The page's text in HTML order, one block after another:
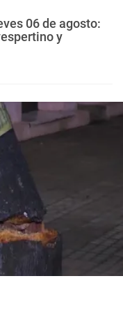
06 de agosto:
y